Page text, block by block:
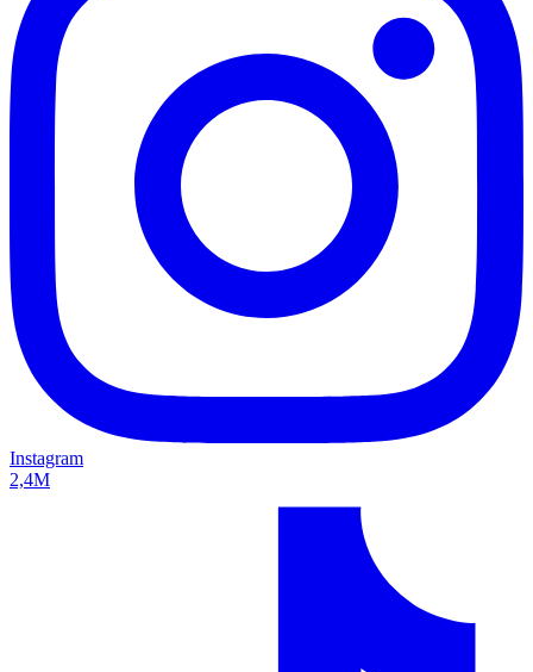
Instagram
2,4M